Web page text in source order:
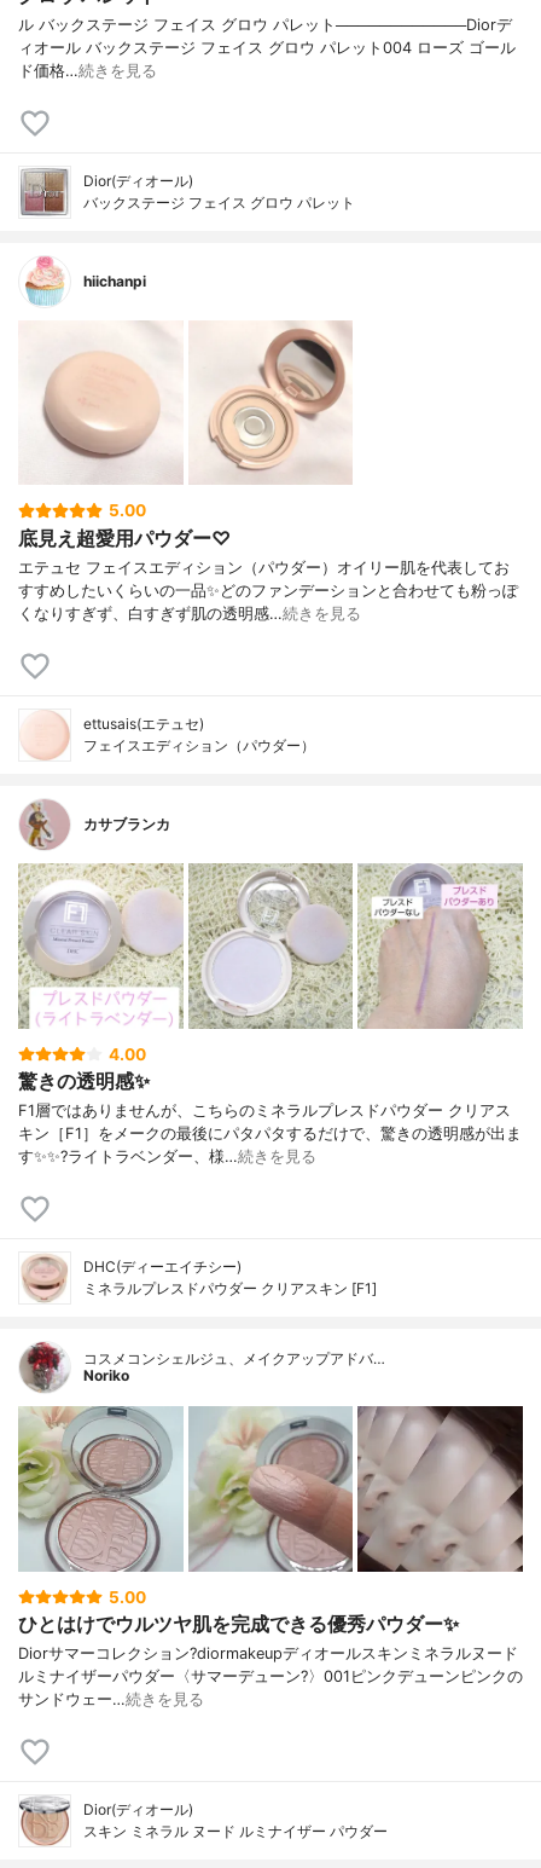
ル バックステージ フェイス グロウ パレット────────────Diorデ
ィオール バックステージ フェイス グロウ パレット004 ローズ ゴール
ド価格…続きを見る
Dior(ディオール)
バックステージ フェイス グロウ パレット
hiichanpi
5.00
底見え超愛用パウダー♡
エテュセ フェイスエディション（パウダー）オイリー肌を代表してお
すすめしたいくらいの一品✨どのファンデーションと合わせても粉っぽ
くなりすぎず、白すぎず肌の透明感…続きを見る
ettusais(エテュセ)
フェイスエディション（パウダー）
カサブランカ
4.00
驚きの透明感✨
F1層ではありませんが、こちらのミネラルプレスドパウダー クリアス
キン［F1］をメークの最後にパタパタするだけで、驚きの透明感が出ま
す✨✨?ライトラベンダー、様…続きを見る
DHC(ディーエイチシー)
ミネラルプレスドパウダー クリアスキン [F1]
コスメコンシェルジュ、メイクアップアドバ…
Noriko
5.00
ひとはけでウルツヤ肌を完成できる優秀パウダー✨
Diorサマーコレクション?diormakeupディオールスキンミネラルヌード
ルミナイザーパウダー〈サマーデューン?️〉001ピンクデューンピンクの
サンドウェー…続きを見る
Dior(ディオール)
スキン ミネラル ヌード ルミナイザー パウダー